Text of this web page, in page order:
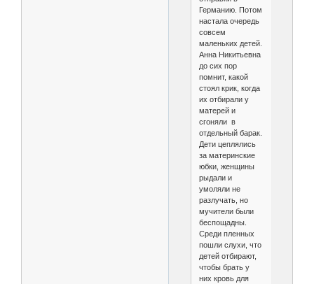
Германию. Потом
настала очередь
совсем
маленьких детей.
Анна Никитьевна
до сих пор
помнит, какой
стоял крик, когда
их отбирали у
матерей и
сгоняли в
отдельный барак.
Дети цеплялись
за материнские
юбки, женщины
рыдали и
умоляли не
разлучать, но
мучители были
беспощадны.
Среди пленных
пошли слухи, что
детей отбирают,
чтобы брать у
них кровь для